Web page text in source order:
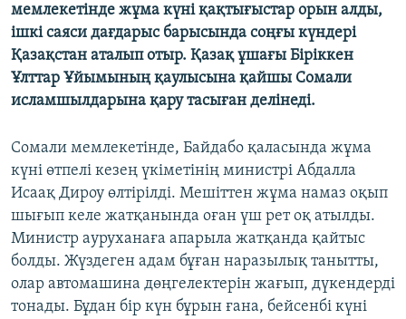
АРНАЙЫ ЖОБАЛАР
Русский
ЖАЗЫЛЫҢЫЗ
Басқа тілдерде
мемлекетінде жұма күні қақтығыстар орын алды,
ішкі саяси дағдарыс барысында соңғы күндері
Қазақстан аталып отыр. Қазақ ұшағы Біріккен
Ұлттар Ұйымының қаулысына қайшы Сомали
исламшылдарына қару тасыған делінеді.
Сомали мемлекетінде, Байдабо қаласында жұма
күні өтпелі кезең үкіметінің министрі Абдалла
Исаақ Дироу өлтірілді. Мешіттен жұма намаз оқып
шығып келе жатқанында оған үш рет оқ атылды.
Министр ауруханаға апарыла жатқанда қайтыс
болды. Жүздеген адам бұған наразылық танытты,
олар автомашина дөңгелектерін жағып, дүкендерді
тонады. Бұдан бір күн бұрын ғана, бейсенбі күні